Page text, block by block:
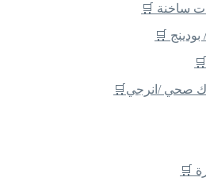
ساخنة 🛒
🛒
صحي /انرجي🛒
🛒